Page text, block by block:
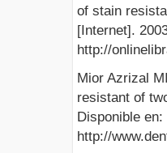
of stain
[Internet].
http://
Mior Azrizal
resistant of
Disponible en:
http://